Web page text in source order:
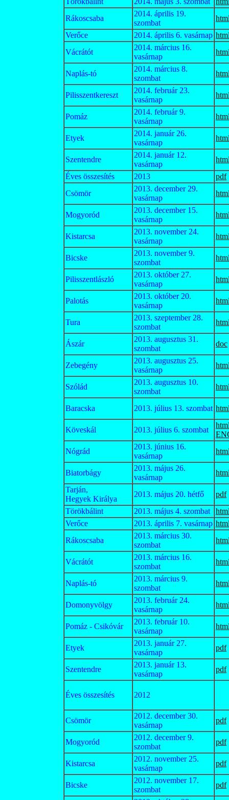
Rákoscsaba
2014. április 19.
szombat
Verőce
2014. április 6. vasárnap
Vácrátót
2014. március 16.
vasárnap
Naplás-tó
2014. március 8.
szombat
Pilisszentkereszt
2014. február 23.
vasárnap
Pomáz
2014. február 9.
vasárnap
Etyek
2014. január 26.
vasárnap
Szentendre
2014. január 12.
vasárnap
Éves összesítés
2013
pdf
Csömör
2013. december 29.
vasárnap
Mogyoród
2013. december 15.
vasárnap
Kistarcsa
2013. november 24.
vasárnap
Bicske
2013. november 9.
szombat
Pilisszentlászló
2013. október 27.
vasárnap
Palotás
2013. október 20.
vasárnap
Tura
2013. szeptember 28.
szombat
Ászár
2013. augusztus 31.
szombat
doc
Zebegény
2013. augusztus 25.
vasárnap
Szólád
2013. augusztus 10.
szombat
Baracska 2013. július 13. szombat
Köveskál 2013. július 6. szombat
Nógrád
2013. június 16.
vasárnap
Biatorbágy
2013. május 26.
vasárnap
Tarján,
Hegyek Királya
2013. május 20. hétfő
pdf
Törökbálint
2013. május 4. szombat
Verőce
2013. április 7. vasárnap
Rákoscsaba
2013. március 30.
szombat
Vácrátót
2013. március 16.
szombat
Naplás-tó
2013. március 9.
szombat
Domonyvölgy
2013. február 24.
vasárnap
Pomáz - Csikóvár
2013. február 10.
vasárnap
Etyek
2013. január 27.
vasárnap
pdf
Szentendre
2013. január 13.
vasárnap
pdf
Éves összesítés 2012
Csömör
2012. december 30.
vasárnap
pdf
Mogyoród
2012. december 9.
szombat
pdf
Kistarcsa
2012. november 25.
vasárnap
pdf
Bicske
2012. november 17.
szombat
pdf